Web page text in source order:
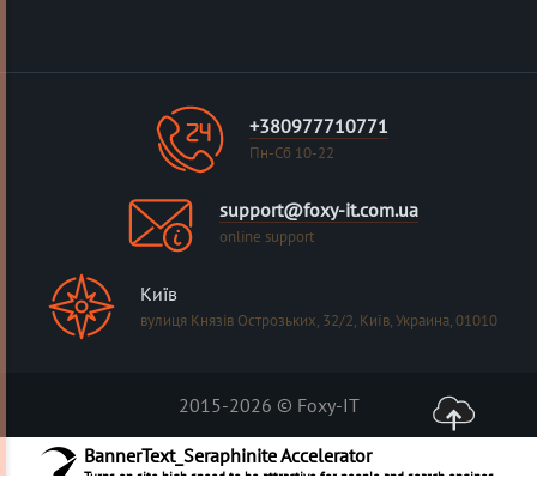
+380977710771
Пн-Сб 10-22
support@foxy-it.com.ua
online support
Київ
вулиця Князів Острозьких, 32/2, Київ, Украина, 01010
2015-2026 © Foxy-IT
BannerText_Seraphinite Accelerator